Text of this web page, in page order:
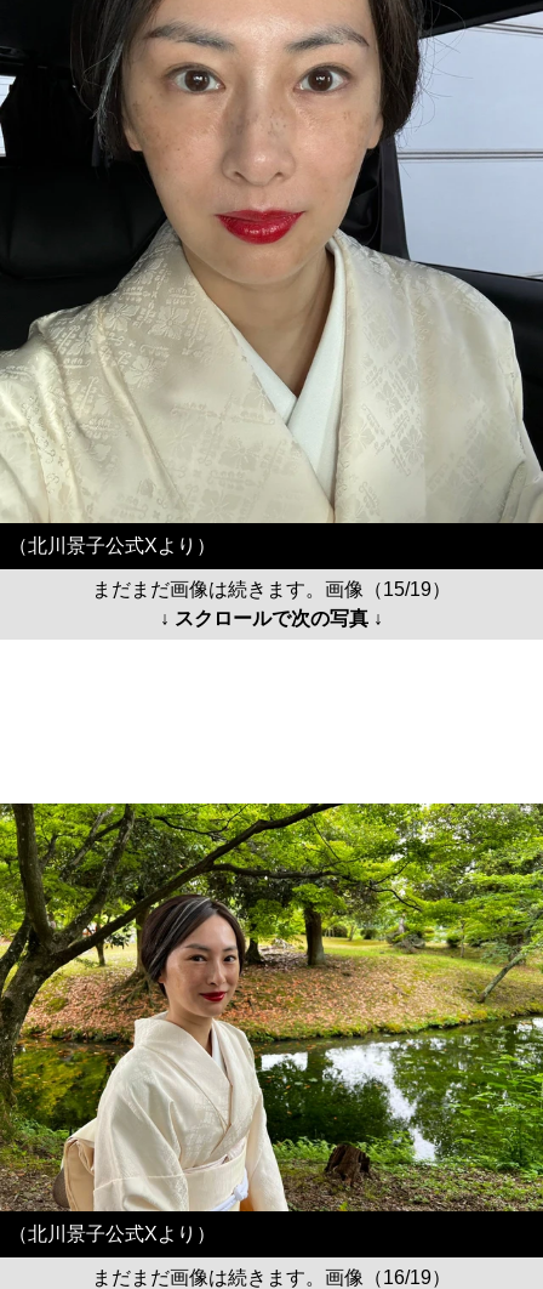
（北川景子公式Xより）
まだまだ画像は続きます。画像（15/19）
↓ スクロールで次の写真 ↓
（北川景子公式Xより）
まだまだ画像は続きます。画像（16/19）